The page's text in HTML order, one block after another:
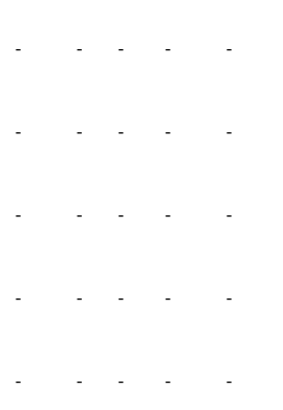
- - - - -
- - - - -
- - - - -
- - - - -
- - - - -